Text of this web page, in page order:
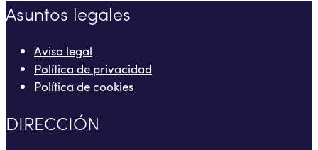
Asuntos legales
Aviso legal
Política de privacidad
Política de cookies
DIRECCIÓN